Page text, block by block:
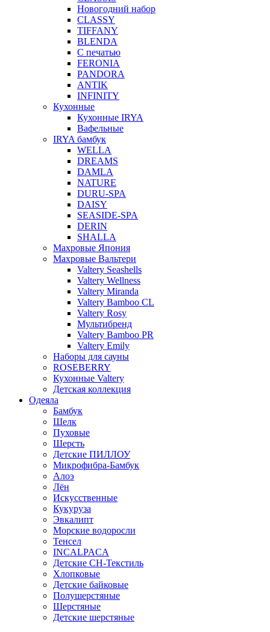
Новогодний набор
CLASSY
TIFFANY
BLENDA
С печатью
FERONIA
PANDORA
ANTIK
INFINITY
Кухонные
Кухонные IRYA
Вафельные
IRYA бамбук
WELLA
DREAMS
DAMLA
NATURE
DURU-SPA
DAISY
SEASIDE-SPA
DERIN
SHALLA
Махровые Япония
Махровые Вальтери
Valtery Seashells
Valtery Wellness
Valtery Miranda
Valtery Bamboo CL
Valtery Rosy
Мультибренд
Valtery Bamboo PR
Valtery Emily
Наборы для сауны
ROSEBERRY
Кухонные Valtery
Детская коллекция
Одеяла
Бамбук
Шелк
Пуховые
Шерсть
Детские ПИЛЛОУ
Микрофибра-Бамбук
Алоэ
Лён
Искусственные
Кукуруза
Эвкалипт
Морские водоросли
Тенсел
INCALPACA
Детские СН-Текстиль
Хлопковые
Детские байковые
Полушерстяные
Шерстяные
Детские шерстяные